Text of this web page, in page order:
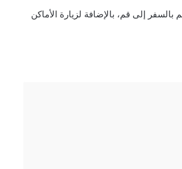
إلى قم، بالإضافة لزيارة الأماكن